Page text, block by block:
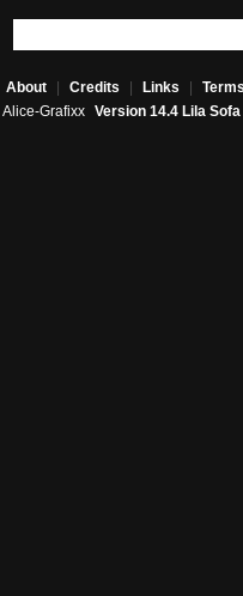
About Credits Links
Alice-Grafixx Version 14.4 Lila